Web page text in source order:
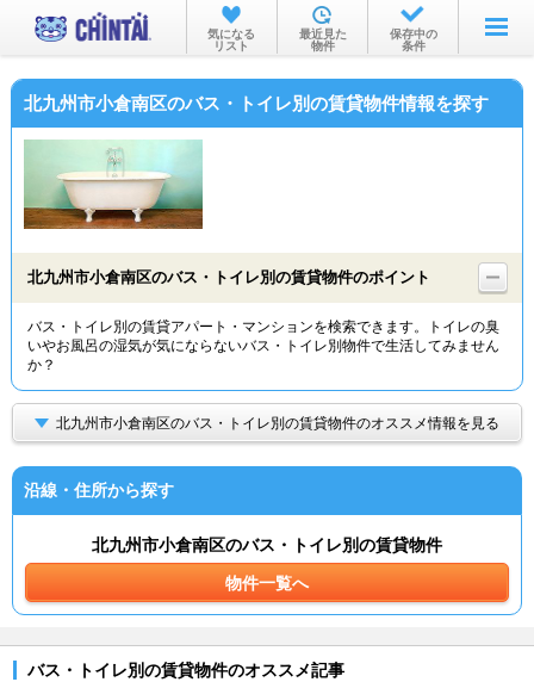
お部屋を探す
沿線・駅から
物件特集から
TOP
気になる
リスト
最近見た
物件
保存中の
条件
北九州市小倉南区のバス・トイレ別の賃貸物件情報を探す
北九州市小倉南区のバス・トイレ別の賃貸物件のポイント
バス・トイレ別の賃貸アパート・マンションを検索できます。トイレの臭
いやお風呂の湿気が気にならないバス・トイレ別物件で生活してみません
か？
北九州市小倉南区のバス・トイレ別の賃貸物件のオススメ情報を見る
沿線・住所から探す
北九州市小倉南区のバス・トイレ別の賃貸物件
物件一覧へ
バス・トイレ別の賃貸物件のオススメ記事